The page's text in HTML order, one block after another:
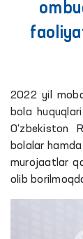
2022 yil
bola
O‘zbekiston
bolalar
murojaatlar
olib